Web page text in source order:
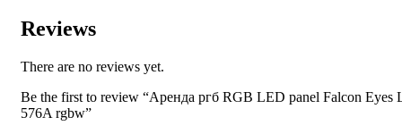
Reviews
There are no reviews yet.
Be the first to review “Аренда ргб RGB LED panel Falcon Eyes
576A rgbw”